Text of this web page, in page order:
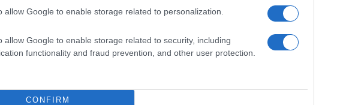
allow Google to enable storage related to personalization.
allow Google to enable storage related to security, including
functionality and fraud prevention, and other user protection.
CONFIRM
e pani di grani locali, chiedendo della filiera